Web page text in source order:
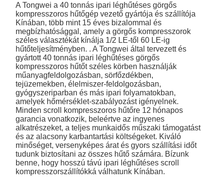
A Tongwei a 40 tonnás ipari léghűtéses görgős
kompresszoros hűtőgép vezető gyártója és szállítója
Kínában, több mint 15 éves bizalommal és
megbízhatósággal, amely a görgős kompresszorok
széles választékát kínálja 1/2 LE-től 60 LE-ig
hűtőteljesítményben. . A Tongwei által tervezett és
gyártott 40 tonnás ipari léghűtéses görgős
kompresszoros hűtőt széles körben használják
műanyagfeldolgozásban, sörfőzdékben,
tejüzemekben, élelmiszer-feldolgozásban,
gyógyszeriparban és más ipari folyamatokban,
amelyek hőmérséklet-szabályozást igényelnek.
Minden scroll kompresszoros hűtőre 12 hónapos
garancia vonatkozik, beleértve az ingyenes
alkatrészeket, a teljes munkaidős műszaki támogatást
és az alacsony karbantartási költségeket. Kiváló
minőséget, versenyképes árat és gyors szállítási időt
tudunk biztosítani az összes hűtő számára. Bízunk
benne, hogy hosszú távú ipari léghűtéses scroll
kompresszorszállítókká válhatunk Kínában.